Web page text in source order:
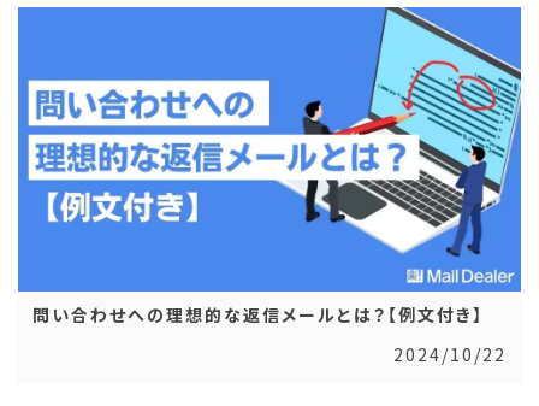
問い合わせへの理想的な返信メールとは？【例文付き】
2024/10/22